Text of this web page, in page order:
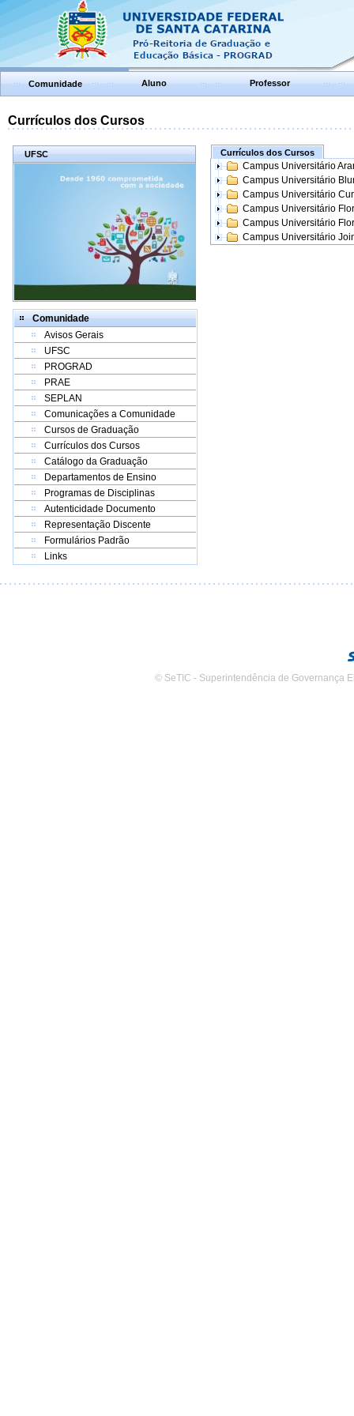
Comunidade Aluno Professor
Currículos dos Cursos
UFSC
Comunidade
Avisos Gerais
UFSC
PROGRAD
PRAE
SEPLAN
Comunicações a Comunidade
Cursos de Graduação
Currículos dos Cursos
Catálogo da Graduação
Departamentos de Ensino
Programas de Disciplinas
Autenticidade Documento
Representação Discente
Formulários Padrão
Links
Currículos dos Cursos
Campus Universitário
Campus Universitário
Campus Universitário
Campus Universitário
Campus Universitário
Campus Universitário
© SeTIC - Superintendência de Governança